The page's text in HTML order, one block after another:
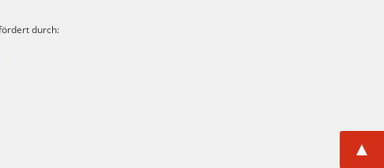
durch:
▲